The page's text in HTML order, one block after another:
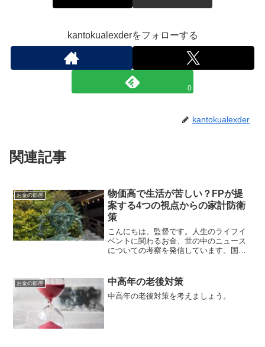
kantokualexderをフォローする
0
kantokualexder
関連記事
お金の部屋
物価高で生活が苦しい？FPが提
案する4つの視点からの家計防衛
策
こんにちは。監督です。人生のライフイ
ベントに関わるお金、世の中のニュース
についての考察を発信しています。国家
しばらくの間不定期に更新します（プロ
モーションを含みます...
お金の部屋 中高年の老後対策
中高年の老後対策を考えましょう。